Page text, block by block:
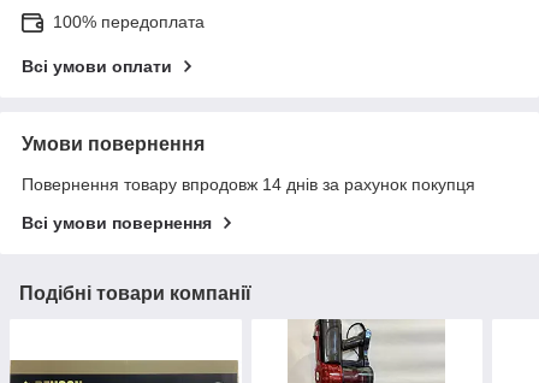
100% передоплата
Всі умови оплати
Умови повернення
Повернення товару впродовж 14 днів за рахунок покупця
Всі умови повернення
Подібні товари компанії